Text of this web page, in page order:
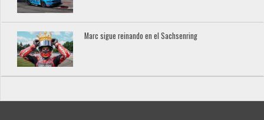
Marc sigue reinando en el Sachsenring